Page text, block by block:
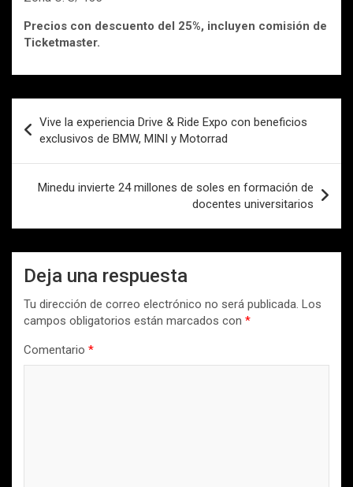
Precios con descuento del 25%, incluyen comisión de
Ticketmaster.
de
entradas
Vive la experiencia Drive & Ride Expo con beneficios
exclusivos de BMW, MINI y Motorrad
Minedu invierte 24 millones de soles en formación de
docentes universitarios
Deja una respuesta
Tu dirección de correo electrónico no será publicada. Los
campos obligatorios están marcados con *
Comentario *